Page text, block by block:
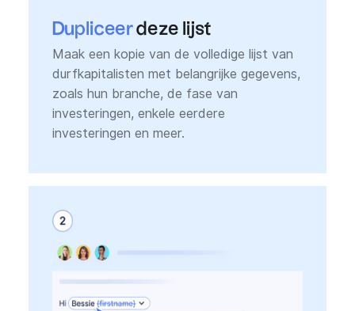
Dupliceerdeze lijst
Maak een kopie van de volledige lijst van
durfkapitalisten met belangrijke gegevens,
zoals hun branche, de fase van
investeringen, enkele eerdere
investeringen en meer.